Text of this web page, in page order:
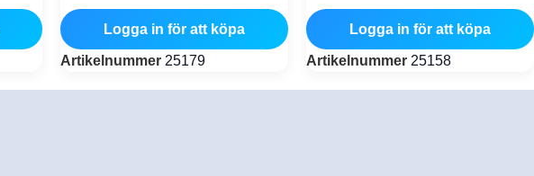
Logga in för att köpa
Artikelnummer 25179
Logga in för att köpa
Artikelnummer 25158